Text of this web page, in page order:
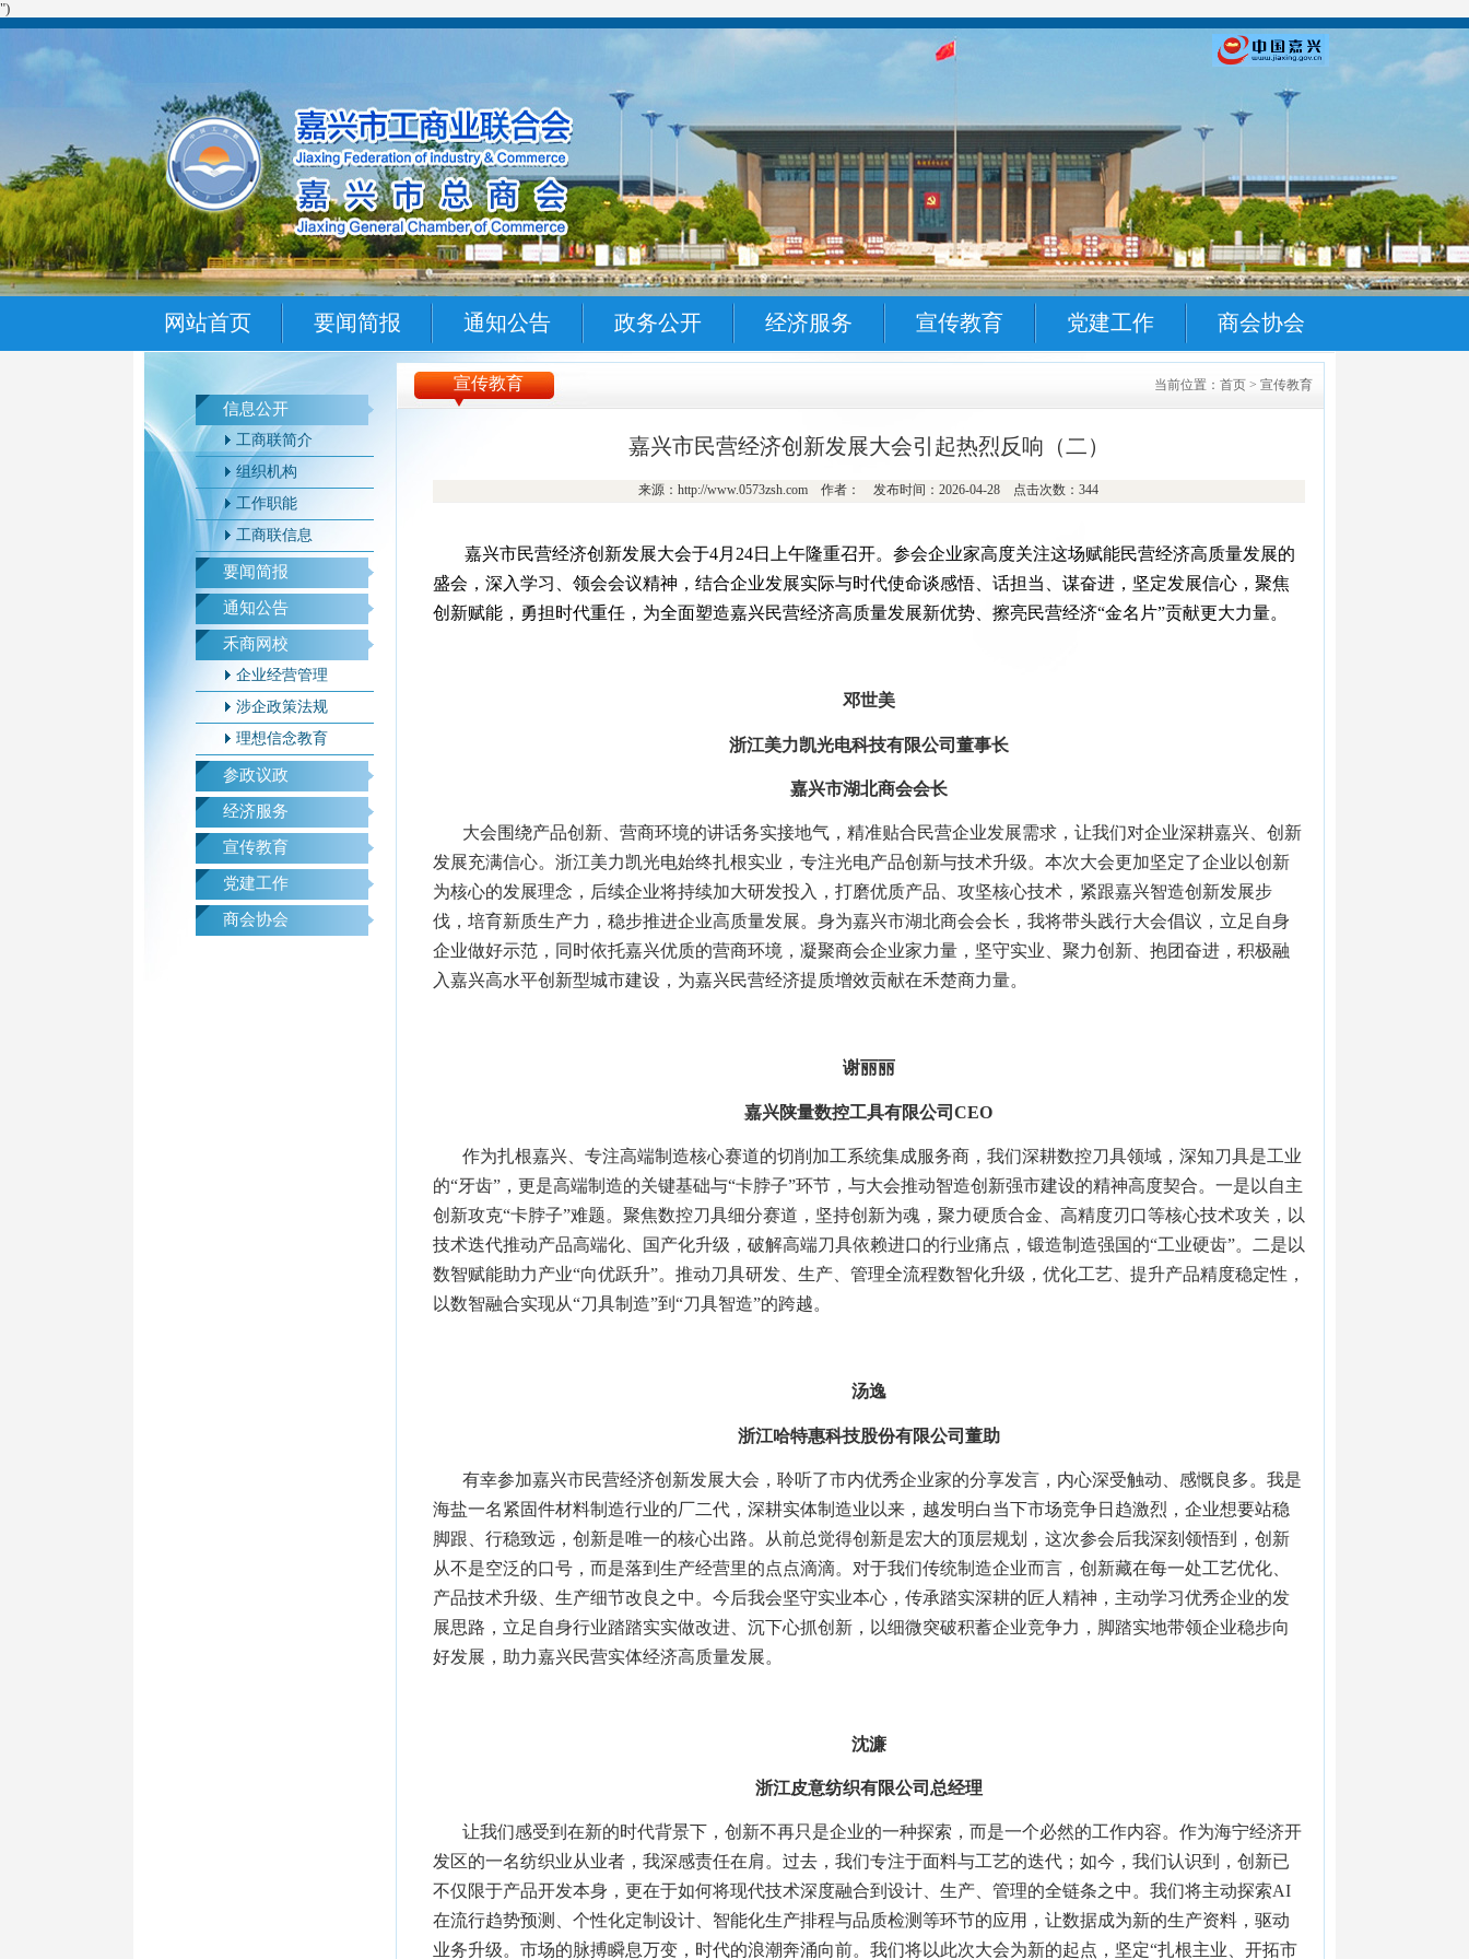
")
网站首页 要闻简报 通知公告 政务公开 经济服务 宣传教育 党建工作 商会协会
信息公开
工商联简介
组织机构
工作职能
工商联信息
要闻简报
通知公告
禾商网校
企业经营管理
涉企政策法规
理想信念教育
参政议政
经济服务
宣传教育
党建工作
商会协会
宣传教育 当前位置：首页 > 宣传教育
嘉兴市民营经济创新发展大会引起热烈反响（二）
来源：http://www.0573zsh.com 作者： 发布时间：2026-04-28 点击次数：344
嘉兴市民营经济创新发展大会于4月24日上午隆重召开。参会企业家高度关注这场赋能民营经济高质量发展的
盛会，深入学习、领会会议精神，结合企业发展实际与时代使命谈感悟、话担当、谋奋进，坚定发展信心，聚焦
创新赋能，勇担时代重任，为全面塑造嘉兴民营经济高质量发展新优势、擦亮民营经济“金名片”贡献更大力量。
邓世美
浙江美力凯光电科技有限公司董事长
嘉兴市湖北商会会长
大会围绕产品创新、营商环境的讲话务实接地气，精准贴合民营企业发展需求，让我们对企业深耕嘉兴、创新
发展充满信心。浙江美力凯光电始终扎根实业，专注光电产品创新与技术升级。本次大会更加坚定了企业以创新
为核心的发展理念，后续企业将持续加大研发投入，打磨优质产品、攻坚核心技术，紧跟嘉兴智造创新发展步
伐，培育新质生产力，稳步推进企业高质量发展。身为嘉兴市湖北商会会长，我将带头践行大会倡议，立足自身
企业做好示范，同时依托嘉兴优质的营商环境，凝聚商会企业家力量，坚守实业、聚力创新、抱团奋进，积极融
入嘉兴高水平创新型城市建设，为嘉兴民营经济提质增效贡献在禾楚商力量。
谢丽丽
嘉兴陕量数控工具有限公司CEO
作为扎根嘉兴、专注高端制造核心赛道的切削加工系统集成服务商，我们深耕数控刀具领域，深知刀具是工业
的“牙齿”，更是高端制造的关键基础与“卡脖子”环节，与大会推动智造创新强市建设的精神高度契合。一是以自主
创新攻克“卡脖子”难题。聚焦数控刀具细分赛道，坚持创新为魂，聚力硬质合金、高精度刃口等核心技术攻关，以
技术迭代推动产品高端化、国产化升级，破解高端刀具依赖进口的行业痛点，锻造制造强国的“工业硬齿”。二是以
数智赋能助力产业“向优跃升”。推动刀具研发、生产、管理全流程数智化升级，优化工艺、提升产品精度稳定性，
以数智融合实现从“刀具制造”到“刀具智造”的跨越。
汤逸
浙江哈特惠科技股份有限公司董助
有幸参加嘉兴市民营经济创新发展大会，聆听了市内优秀企业家的分享发言，内心深受触动、感慨良多。我是
海盐一名紧固件材料制造行业的厂二代，深耕实体制造业以来，越发明白当下市场竞争日趋激烈，企业想要站稳
脚跟、行稳致远，创新是唯一的核心出路。从前总觉得创新是宏大的顶层规划，这次参会后我深刻领悟到，创新
从不是空泛的口号，而是落到生产经营里的点点滴滴。对于我们传统制造企业而言，创新藏在每一处工艺优化、
产品技术升级、生产细节改良之中。今后我会坚守实业本心，传承踏实深耕的匠人精神，主动学习优秀企业的发
展思路，立足自身行业踏踏实实做改进、沉下心抓创新，以细微突破积蓄企业竞争力，脚踏实地带领企业稳步向
好发展，助力嘉兴民营实体经济高质量发展。
沈濂
浙江皮意纺织有限公司总经理
让我们感受到在新的时代背景下，创新不再只是企业的一种探索，而是一个必然的工作内容。作为海宁经济开
发区的一名纺织业从业者，我深感责任在肩。 过去，我们专注于面料与工艺的迭代；如今，我们认识到，创新已
不仅限于产品开发本身，更在于如何将现代技术深度融合到设计、生产、管理的全链条之中。我们将主动探索AI
在流行趋势预测、个性化定制设计、智能化生产排程与品质检测等环节的应用，让数据成为新的生产资料，驱动
业务升级。 市场的脉搏瞬息万变，时代的浪潮奔涌向前。我们将以此次大会为新的起点，坚定“扎根主业、开拓市